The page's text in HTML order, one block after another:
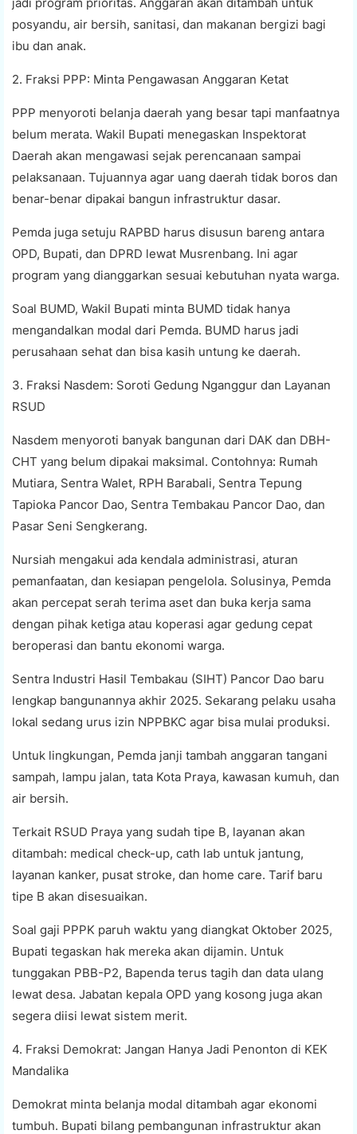
posyandu, air bersih, sanitasi, dan makanan bergizi bagi
ibu dan anak.
2. Fraksi PPP: Minta Pengawasan Anggaran Ketat
PPP menyoroti belanja daerah yang besar tapi manfaatnya
belum merata. Wakil Bupati menegaskan Inspektorat
Daerah akan mengawasi sejak perencanaan sampai
pelaksanaan. Tujuannya agar uang daerah tidak boros dan
benar-benar dipakai bangun infrastruktur dasar.
Pemda juga setuju RAPBD harus disusun bareng antara
OPD, Bupati, dan DPRD lewat Musrenbang. Ini agar
program yang dianggarkan sesuai kebutuhan nyata warga.
Soal BUMD, Wakil Bupati minta BUMD tidak hanya
mengandalkan modal dari Pemda. BUMD harus jadi
perusahaan sehat dan bisa kasih untung ke daerah.
3. Fraksi Nasdem: Soroti Gedung Nganggur dan Layanan
RSUD
Nasdem menyoroti banyak bangunan dari DAK dan DBH-
CHT yang belum dipakai maksimal. Contohnya: Rumah
Mutiara, Sentra Walet, RPH Barabali, Sentra Tepung
Tapioka Pancor Dao, Sentra Tembakau Pancor Dao, dan
Pasar Seni Sengkerang.
Nursiah mengakui ada kendala administrasi, aturan
pemanfaatan, dan kesiapan pengelola. Solusinya, Pemda
akan percepat serah terima aset dan buka kerja sama
dengan pihak ketiga atau koperasi agar gedung cepat
beroperasi dan bantu ekonomi warga.
Sentra Industri Hasil Tembakau (SIHT) Pancor Dao baru
lengkap bangunannya akhir 2025. Sekarang pelaku usaha
lokal sedang urus izin NPPBKC agar bisa mulai produksi.
Untuk lingkungan, Pemda janji tambah anggaran tangani
sampah, lampu jalan, tata Kota Praya, kawasan kumuh, dan
air bersih.
Terkait RSUD Praya yang sudah tipe B, layanan akan
ditambah: medical check-up, cath lab untuk jantung,
layanan kanker, pusat stroke, dan home care. Tarif baru
tipe B akan disesuaikan.
Soal gaji PPPK paruh waktu yang diangkat Oktober 2025,
Bupati tegaskan hak mereka akan dijamin. Untuk
tunggakan PBB-P2, Bapenda terus tagih dan data ulang
lewat desa. Jabatan kepala OPD yang kosong juga akan
segera diisi lewat sistem merit.
4. Fraksi Demokrat: Jangan Hanya Jadi Penonton di KEK
Mandalika
Demokrat minta belanja modal ditambah agar ekonomi
tumbuh. Bupati bilang pembangunan infrastruktur akan